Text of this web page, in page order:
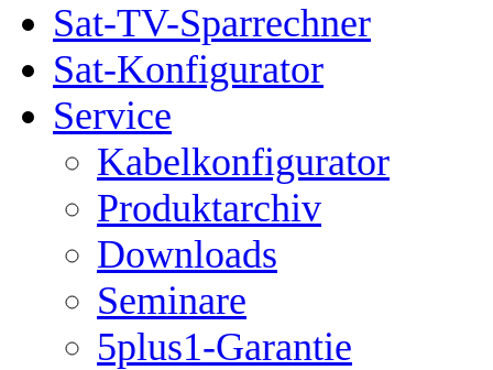
Sat-TV-Sparrechner
Sat-Konfigurator
Service
Kabelkonfigurator
Produktarchiv
Downloads
Seminare
5plus1-Garantie